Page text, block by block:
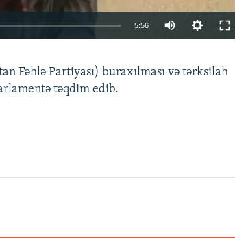
EMBED PAYLAŞ
5:56
360p
Fəhlə Partiyası) buraxılması və tərksilah
təqdim edib.